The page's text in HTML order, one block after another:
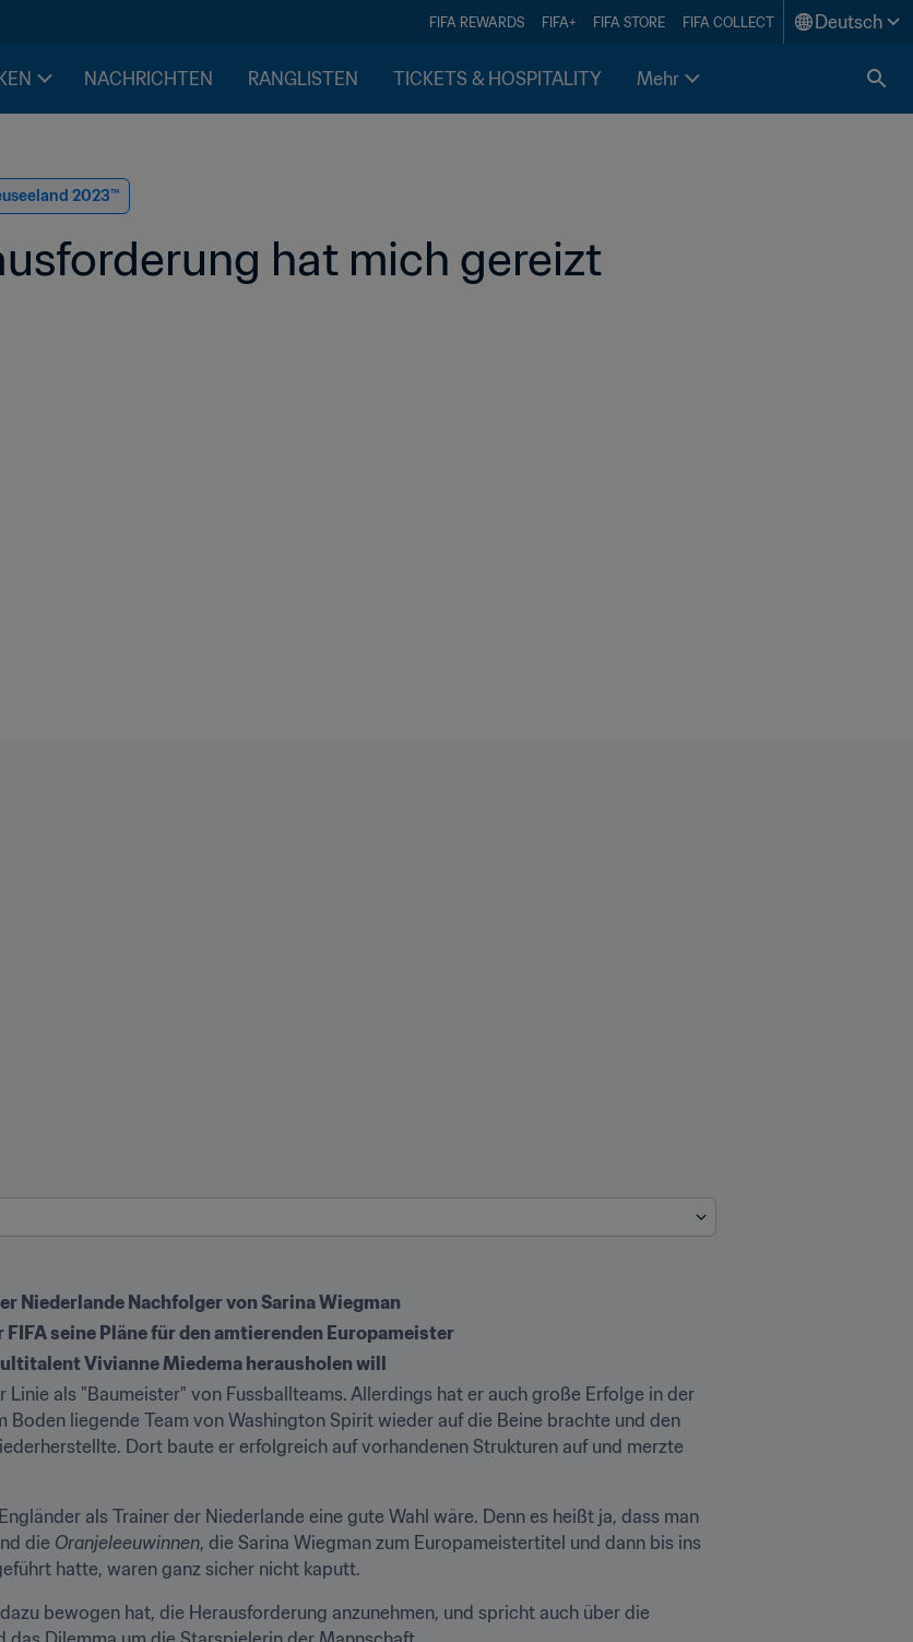
FIFA REWARDS FIFA+ FIFA STORE FIFA COLLECT Deutsch
NACHRICHTEN RANGLISTEN TICKETS & HOSPITALITY Mehr
2023™
hat mich gereizt
Niederlande Nachfolger von Sarina Wiegman
seine Pläne für den amtierenden Europameister
Vivianne Miedema herausholen will
als "Baumeister" von Fussballteams. Allerdings hat er auch große Erfolge in der
Boden liegende Team von Washington Spirit wieder auf die Beine brachte und den
Dort baute er erfolgreich auf vorhandenen Strukturen auf und merzte
als Trainer der Niederlande eine gute Wahl wäre. Denn es heißt ja, dass man
die Oranjeleeuwinnen, die Sarina Wiegman zum Europameistertitel und dann bis ins
hatte, waren ganz sicher nicht kaputt.
bewogen hat, die Herausforderung anzunehmen, und spricht auch über die